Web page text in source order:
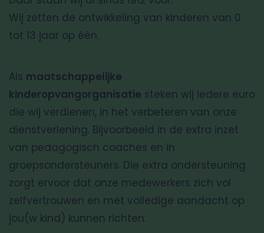
Wij zetten de ontwikkeling van kinderen van 0
tot 13 jaar op één.
Als maatschappelijke
kinderopvangorganisatie steken wij iedere euro
die wij verdienen, in het verbeteren van onze
dienstverlening. Bijvoorbeeld in de extra inzet
van pedagogisch coaches en in
groepsondersteuners. Die extra ondersteuning
zorgt ervoor dat onze medewerkers zich vol
zelfvertrouwen en met volledige aandacht op
jou(w kind) kunnen richten.